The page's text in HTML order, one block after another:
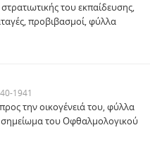
του εκπαίδευσης,
προβιβασμοί, φύλλα
1941
την οικογένειά του, φύλλα
σημείωμα του Οφθαλμολογικού